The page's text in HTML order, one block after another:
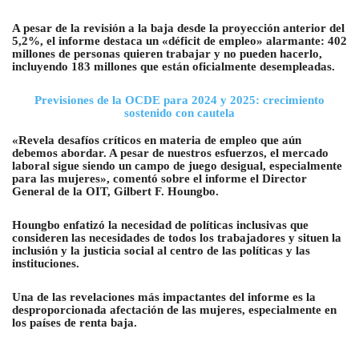
A pesar de la revisión a la baja desde la proyección anterior del
5,2%, el informe destaca un «déficit de empleo» alarmante: 402
millones de personas quieren trabajar y no pueden hacerlo,
incluyendo 183 millones que están oficialmente desempleadas.
Previsiones de la OCDE para 2024 y 2025: crecimiento
sostenido con cautela
«Revela desafíos críticos en materia de empleo que aún
debemos abordar. A pesar de nuestros esfuerzos, el mercado
laboral sigue siendo un campo de juego desigual, especialmente
para las mujeres», comentó sobre el informe el Director
General de la OIT, Gilbert F. Houngbo.
Houngbo enfatizó la necesidad de políticas inclusivas que
consideren las necesidades de todos los trabajadores y situen la
inclusión y la justicia social al centro de las políticas y las
instituciones.
Una de las revelaciones más impactantes del informe es la
desproporcionada afectación de las mujeres, especialmente en
los países de renta baja.